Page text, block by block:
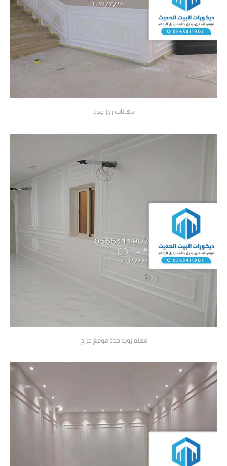
دهانات روز جدة
معلم بويه جده موقع حراج